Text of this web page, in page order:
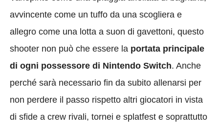
avvincente come un tuffo da una scogliera e
allegro come una lotta a suon di gavettoni, questo
shooter non può che essere la portata principale
di ogni possessore di Nintendo Switch. Anche
perché sarà necessario fin da subito allenarsi per
non perdere il passo rispetto altri giocatori in vista
di sfide a crew rivali, tornei e splatfest e soprattutto